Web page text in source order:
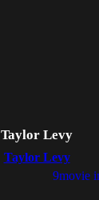
Taylor Levy
Taylor Levy